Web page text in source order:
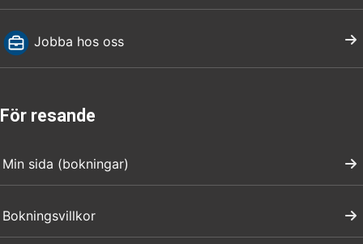
Jobba hos oss
För resande
Min sida (bokningar)
Bokningsvillkor